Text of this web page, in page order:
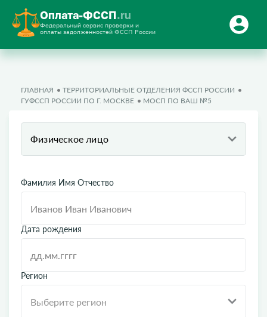
Оплата-ФССП.ru
Федеральный сервис проверки и
оплаты задолженностей ФССП России
ГЛАВНАЯ
ТЕРРИТОРИАЛЬНЫЕ ОТДЕЛЕНИЯ ФССП РОССИИ
ГУФССП РОССИИ ПО Г. МОСКВЕ
МОСП ПО ВАШ №5
Физическое лицо
Фамилия Имя Отчество
Дата рождения
Регион